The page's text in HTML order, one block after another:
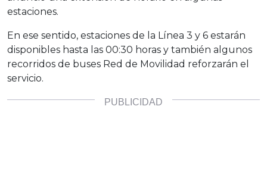
estaciones.
En ese sentido, estaciones de la Línea 3 y 6 estarán
disponibles hasta las 00:30 horas y también algunos
recorridos de buses Red de Movilidad reforzarán el
servicio.